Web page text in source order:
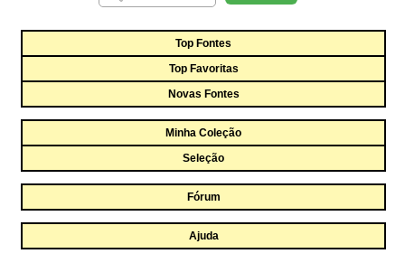
Top Fontes
Top Favoritas
Novas Fontes
Minha Coleção
Seleção
Fórum
Ajuda